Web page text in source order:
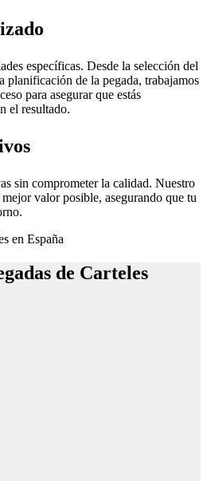
específicas. Desde la selección del
planificación de la pegada, trabajamos
para asegurar que estás
el resultado.
sin comprometer la calidad. Nuestro
valor posible, asegurando que tu
en España
de Carteles